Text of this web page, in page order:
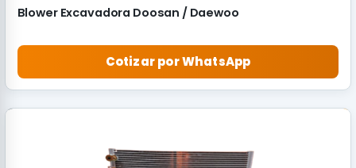
Blower Excavadora Doosan / Daewoo
Cotizar por WhatsApp